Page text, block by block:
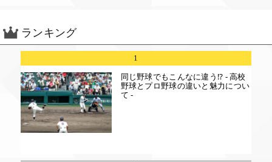
ランキング
1
同じ野球でもこんなに違う⁉ - 高校
野球とプロ野球の違いと魅力につい
て -